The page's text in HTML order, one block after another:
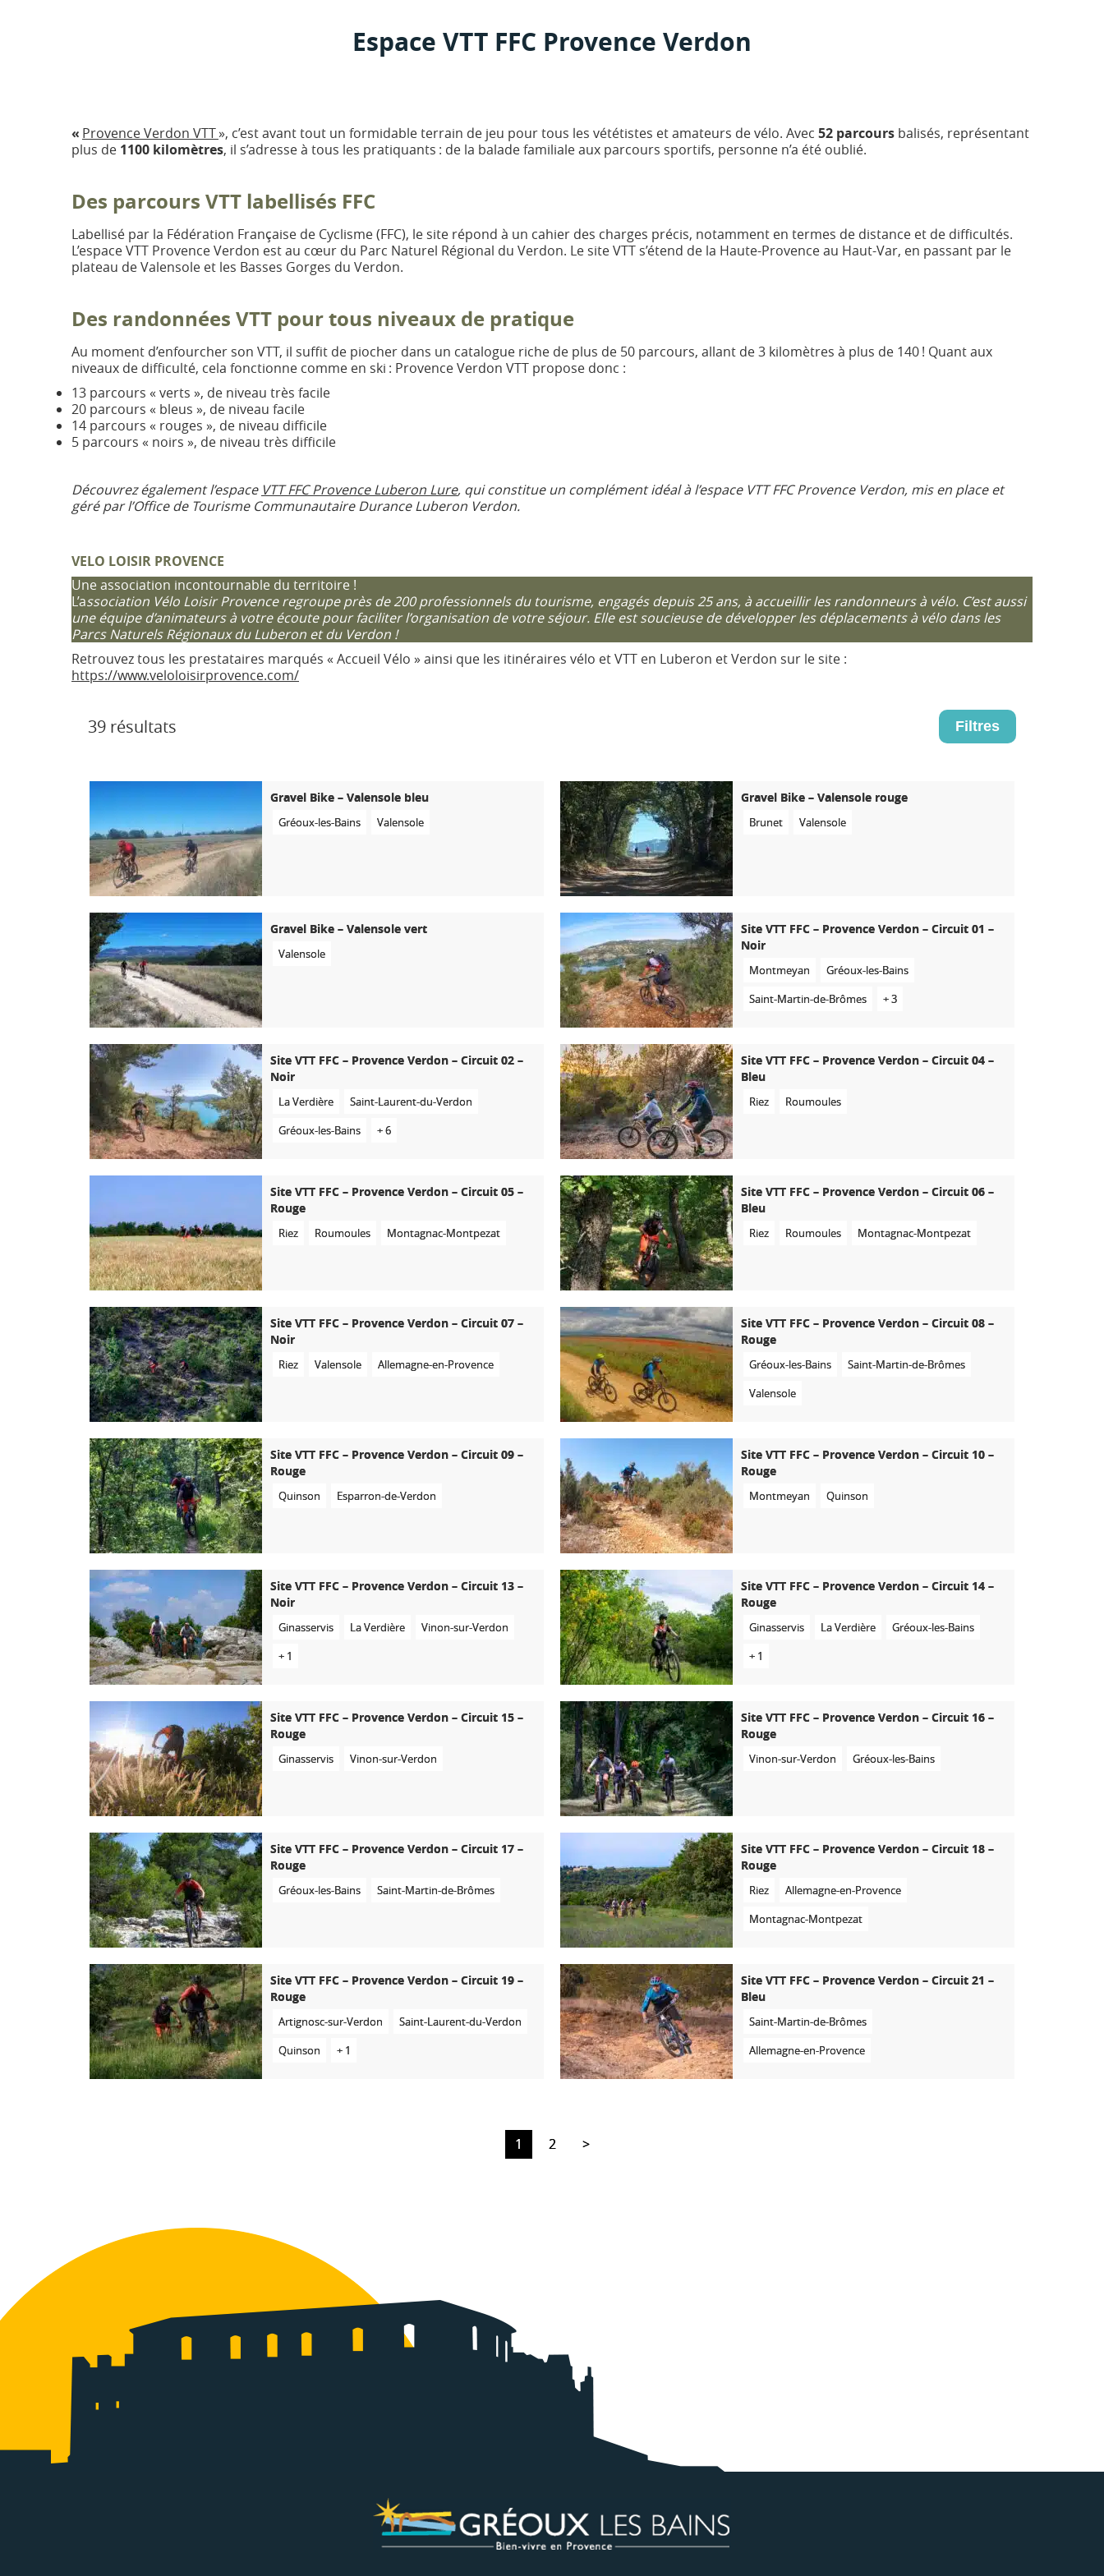
Espace VTT FFC Provence Verdon
« Provence Verdon VTT», c’est avant tout un formidable terrain de jeu pour tous les vététistes et amateurs de vélo. Avec 52 parcours balisés, représentant
plus de 1100 kilomètres, il s’adresse à tous les pratiquants : de la balade familiale aux parcours sportifs, personne n’a été oublié.
Des parcours VTT labellisés FFC
Labellisé par la Fédération Française de Cyclisme (FFC), le site répond à un cahier des charges précis, notamment en termes de distance et de difficultés.
L’espace VTT Provence Verdon est au cœur du Parc Naturel Régional du Verdon. Le site VTT s’étend de la Haute-Provence au Haut-Var, en passant par le
plateau de Valensole et les Basses Gorges du Verdon.
Des randonnées VTT pour tous niveaux de pratique
Au moment d’enfourcher son VTT, il suffit de piocher dans un catalogue riche de plus de 50 parcours, allant de 3 kilomètres à plus de 140 ! Quant aux
niveaux de difficulté, cela fonctionne comme en ski : Provence Verdon VTT propose donc :
13 parcours « verts », de niveau très facile
20 parcours « bleus », de niveau facile
14 parcours « rouges », de niveau difficile
5 parcours « noirs », de niveau très difficile
Découvrez également l’espace VTT FFC Provence Luberon Lure, qui constitue un complément idéal à l’espace VTT FFC Provence Verdon, mis en place et
géré par l’Office de Tourisme Communautaire Durance Luberon Verdon.
VELO LOISIR PROVENCE
Une association incontournable du territoire !
L’association Vélo Loisir Provence regroupe près de 200 professionnels du tourisme, engagés depuis 25 ans, à accueillir les randonneurs à vélo. C’est aussi
une équipe d’animateurs à votre écoute pour faciliter l’organisation de votre séjour. Elle est soucieuse de développer les déplacements à vélo dans les
Parcs Naturels Régionaux du Luberon et du Verdon !
Retrouvez tous les prestataires marqués « Accueil Vélo » ainsi que les itinéraires vélo et VTT en Luberon et Verdon sur le site :
https://www.veloloisirprovence.com/
39 résultats Filtres
Gravel Bike – Valensole bleu
Gréoux-les-Bains Valensole
Gravel Bike – Valensole rouge
Brunet Valensole
Gravel Bike – Valensole vert
Valensole
Site VTT FFC – Provence Verdon – Circuit 01 –
Noir
Montmeyan
Gréoux-les-Bains
Saint-Martin-de-Brômes
+ 3
Site VTT FFC – Provence Verdon – Circuit 02 –
Noir
La Verdière
Saint-Laurent-du-Verdon
Gréoux-les-Bains
+ 6
Site VTT FFC – Provence Verdon – Circuit 04 –
Bleu
Riez Roumoules
Site VTT FFC – Provence Verdon – Circuit 05 –
Rouge
Riez Roumoules Montagnac-Montpezat
Site VTT FFC – Provence Verdon – Circuit 06 –
Bleu
Riez Roumoules Montagnac-Montpezat
Site VTT FFC – Provence Verdon – Circuit 07 –
Noir
Riez Valensole Allemagne-en-Provence
Site VTT FFC – Provence Verdon – Circuit 08 –
Rouge
Gréoux-les-Bains
Saint-Martin-de-Brômes
Valensole
Site VTT FFC – Provence Verdon – Circuit 09 –
Rouge
Quinson Esparron-de-Verdon
Site VTT FFC – Provence Verdon – Circuit 10 –
Rouge
Montmeyan Quinson
Site VTT FFC – Provence Verdon – Circuit 13 –
Noir
Ginasservis La Verdière
Vinon-sur-Verdon
+ 1
Site VTT FFC – Provence Verdon – Circuit 14 –
Rouge
Ginasservis La Verdière
Gréoux-les-Bains
+ 1
Site VTT FFC – Provence Verdon – Circuit 15 –
Rouge
Ginasservis Vinon-sur-Verdon
Site VTT FFC – Provence Verdon – Circuit 16 –
Rouge
Vinon-sur-Verdon Gréoux-les-Bains
Site VTT FFC – Provence Verdon – Circuit 17 –
Rouge
Gréoux-les-Bains Saint-Martin-de-Brômes
Site VTT FFC – Provence Verdon – Circuit 18 –
Rouge
Riez
Allemagne-en-Provence
Montagnac-Montpezat
Site VTT FFC – Provence Verdon – Circuit 19 –
Rouge
Artignosc-sur-Verdon
Saint-Laurent-du-Verdon
Quinson
+ 1
Site VTT FFC – Provence Verdon – Circuit 21 –
Bleu
Saint-Martin-de-Brômes
Allemagne-en-Provence
1 2 >